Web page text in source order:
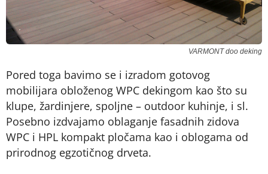
VARMONT doo deking
Pored toga bavimo se i izradom gotovog
mobilijara obloženog WPC dekingom kao što su
klupe, žardinjere, spoljne – outdoor kuhinje, i sl.
Posebno izdvajamo oblaganje fasadnih zidova
WPC i HPL kompakt pločama kao i oblogama od
prirodnog egzotičnog drveta.